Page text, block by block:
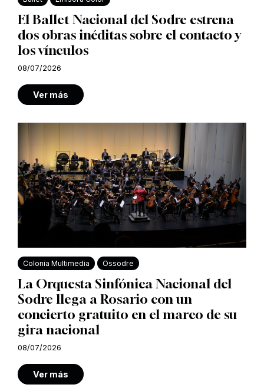
El Ballet Nacional del Sodre estrena
dos obras inéditas sobre el contacto y
los vínculos
08/07/2026
Ver más
Colonia Multimedia Ossodre
La Orquesta Sinfónica Nacional del
Sodre llega a Rosario con un
concierto gratuito en el marco de su
gira nacional
08/07/2026
Ver más